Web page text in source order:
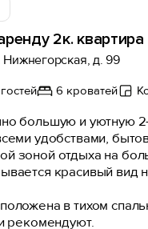
2к.
Нижнегорская, д. 99
6 кроватей
большую и уютную
удобствами,
зоной отдыха на
красивый вид
в тихом
рекомендуют.